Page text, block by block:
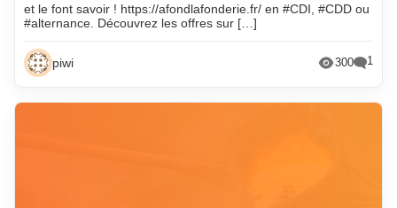
et le font savoir ! https://afondlafonderie.fr/ en #CDI, #CDD ou
#alternance. Découvrez les offres sur […]
piwi 300 1